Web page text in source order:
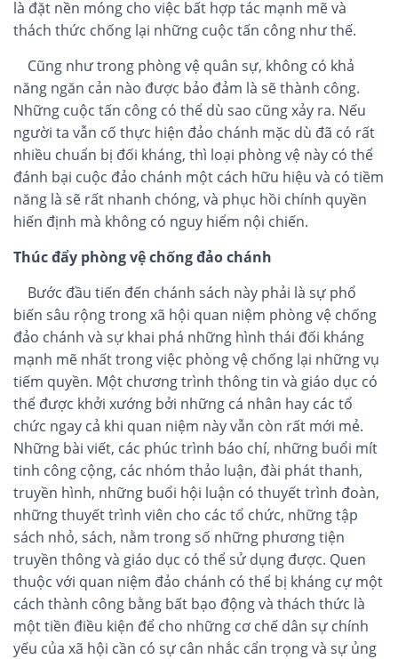
là đặt nền móng cho việc bất hợp tác mạnh mẽ và
thách thức chống lại những cuộc tấn công như thế.
Cũng như trong phòng vệ quân sự, không có khả
năng ngăn cản nào được bảo đảm là sẽ thành công.
Những cuộc tấn công có thể dù sao cũng xảy ra. Nếu
người ta vẫn cố thực hiện đảo chánh mặc dù đã có rất
nhiều chuẩn bị đối kháng, thì loại phòng vệ này có thể
đánh bại cuộc đảo chánh một cách hữu hiệu và có tiềm
năng là sẽ rất nhanh chóng, và phục hồi chính quyền
hiến định mà không có nguy hiểm nội chiến.
Thúc đẩy phòng vệ chống đảo chánh
Bước đầu tiến đến chánh sách này phải là sự phổ
biến sâu rộng trong xã hội quan niệm phòng vệ chống
đảo chánh và sự khai phá những hình thái đối kháng
mạnh mẽ nhất trong việc phòng vệ chống lại những vụ
tiếm quyền. Một chương trình thông tin và giáo dục có
thể được khởi xướng bởi những cá nhân hay các tổ
chức ngay cả khi quan niệm này vẫn còn rất mới mẻ.
Những bài viết, các phúc trình báo chí, những buổi mít
tinh công cộng, các nhóm thảo luận, đài phát thanh,
truyền hình, những buổi hội luận có thuyết trình đoàn,
những thuyết trình viên cho các tổ chức, những tập
sách nhỏ, sách, nằm trong số những phương tiện
truyền thông và giáo dục có thể sử dụng được. Quen
thuộc với quan niệm đảo chánh có thể bị kháng cự một
cách thành công bằng bất bạo động và thách thức là
một tiền điều kiện để cho những cơ chế dân sự chính
yếu của xã hội cần có sự cân nhắc cẩn trọng và sự ủng